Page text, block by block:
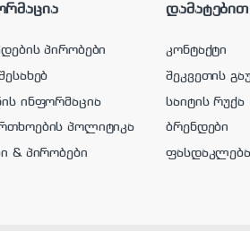
პირობები
ინფორმაცია
პოლიტიკა
& პირობები
დამატებით
კონტაქტი
შეკვეთის
საიტის რუქა
ბრენდები
ფასდაკლება